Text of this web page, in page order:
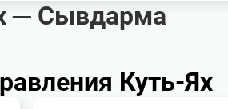
─ Сывдарма
Куть-Ях